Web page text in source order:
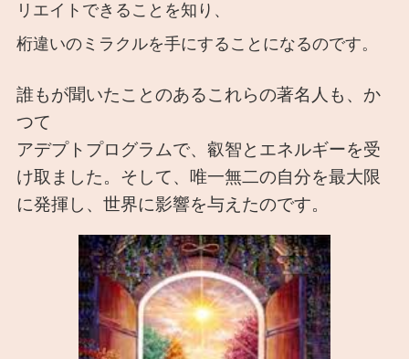
リエイトできることを知り、
桁違いのミラクルを手にすることになるのです。
誰もが聞いたことのあるこれらの著名人も、か
つて
アデプトプログラムで、叡智とエネルギーを受
け取ました。そして、唯一無二の自分を最大限
に発揮し、世界に影響を与えたのです。